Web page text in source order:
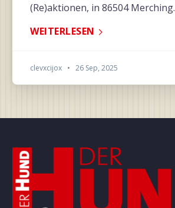
(Re)aktionen, in 86504 Merching.
WEITERLESEN
clevxcijox • 26 Sep, 2025